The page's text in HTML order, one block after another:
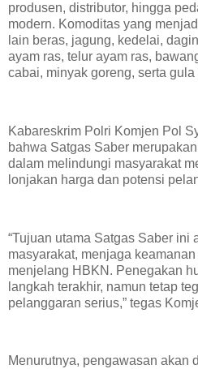
produsen, distributor, hingga
modern. Komoditas yang
lain beras, jagung, kedelai,
ayam ras, telur ayam ras,
cabai, minyak goreng, serta gula
Kabareskrim Polri Komjen Pol
bahwa Satgas Saber
dalam melindungi masyarakat
lonjakan harga dan potensi
“Tujuan utama Satgas Saber ini
masyarakat, menjaga
menjelang HBKN. Penegakan
langkah terakhir, namun tetap
pelanggaran serius,” tegas
Menurutnya, pengawasan akan